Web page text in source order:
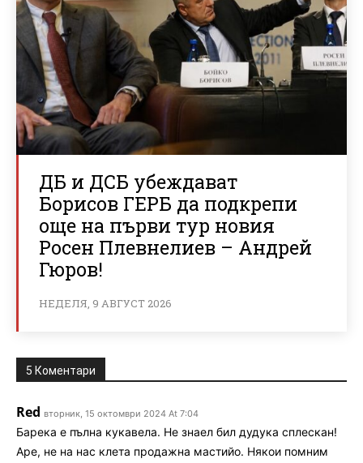
ДБ и ДСБ убеждават
Борисов ГЕРБ да подкрепи
още на първи тур новия
Росен Плевнелиев – Андрей
Гюров!
НЕДЕЛЯ, 9 АВГУСТ 2026
5 Коментари
Red вторник, 15 октомври 2024 At 7:04
Барека е пълна кукавела. Не знаел бил дудука сплескан!
Аре, не на нас клета продажна мастийо. Някои помним